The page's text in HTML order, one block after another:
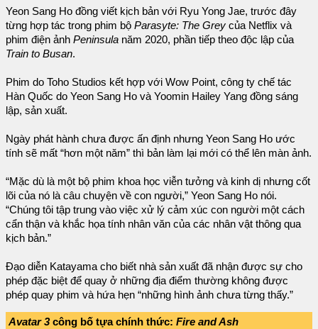
Yeon Sang Ho đồng viết kịch bản với Ryu Yong Jae, trước đây
từng hợp tác trong phim bộ Parasyte: The Grey của Netflix và
phim điện ảnh Peninsula năm 2020, phần tiếp theo độc lập của
Train to Busan.
Phim do Toho Studios kết hợp với Wow Point, công ty chế tác
Hàn Quốc do Yeon Sang Ho và Yoomin Hailey Yang đồng sáng
lập, sản xuất.
Ngày phát hành chưa được ấn định nhưng Yeon Sang Ho ước
tính sẽ mất “hơn một năm” thì bản làm lại mới có thể lên màn ảnh.
“Mặc dù là một bộ phim khoa học viễn tưởng và kinh dị nhưng cốt
lõi của nó là câu chuyện về con người,” Yeon Sang Ho nói.
“Chúng tôi tập trung vào việc xử lý cảm xúc con người một cách
cẩn thận và khắc họa tính nhân văn của các nhân vật thông qua
kịch bản.”
Đạo diễn Katayama cho biết nhà sản xuất đã nhận được sự cho
phép đặc biệt để quay ở những địa điểm thường không được
phép quay phim và hứa hẹn “những hình ảnh chưa từng thấy.”
Avatar 3công bố tựa chính thức: Fire and Ash